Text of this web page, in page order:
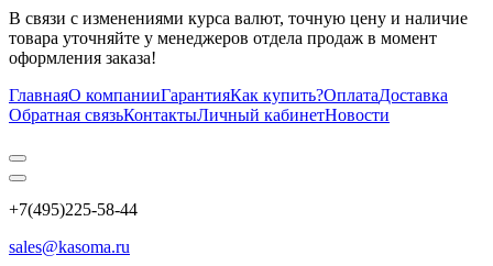
В связи с изменениями курса валют, точную цену и наличие
товара уточняйте у менеджеров отдела продаж в момент
оформления заказа!
ГлавнаяО компанииГарантияКак купить?ОплатаДоставка
Обратная связьКонтактыЛичный кабинетНовости
+7(495)225-58-44
sales@kasoma.ru